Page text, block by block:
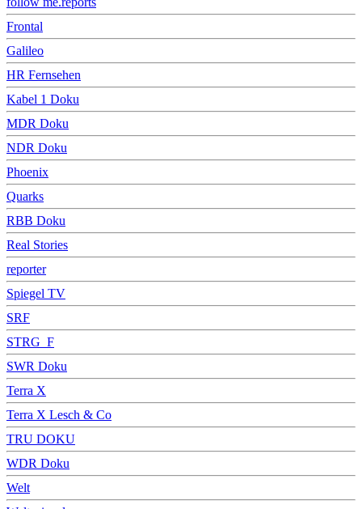
Frontal
Galileo
HR Fernsehen
Kabel 1 Doku
MDR Doku
NDR Doku
Phoenix
Quarks
RBB Doku
Real Stories
reporter
Spiegel TV
SRF
STRG_F
SWR Doku
Terra X
Terra X Lesch & Co
TRU DOKU
WDR Doku
Welt